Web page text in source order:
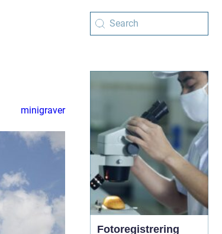
minigraver
Fotoregistrering